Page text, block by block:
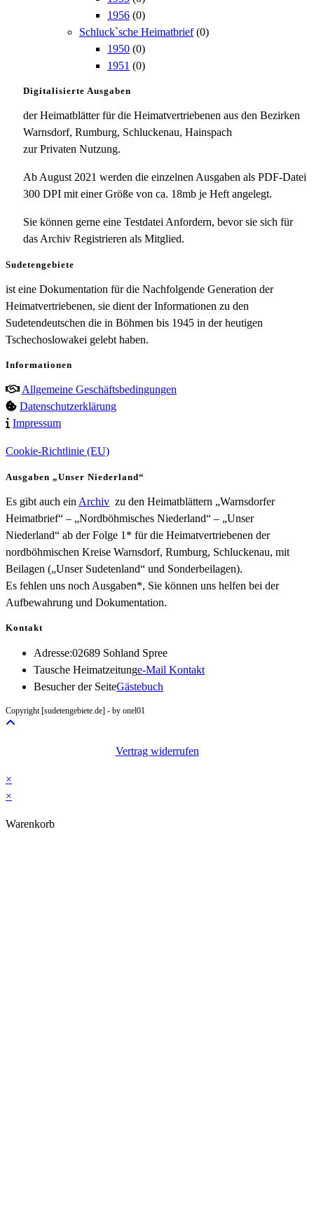
1956 (0)
Schluck`sche Heimatbrief (0)
1950 (0)
1951 (0)
Digitalisierte Ausgaben
der Heimatblätter für die Heimatvertriebenen aus den Bezirken
Warnsdorf, Rumburg, Schluckenau, Hainspach
zur Privaten Nutzung.
Ab August 2021 werden die einzelnen Ausgaben als PDF-Datei
300 DPI mit einer Größe von ca. 18mb je Heft angelegt.
Sie können gerne eine Testdatei Anfordern, bevor sie sich für
das Archiv Registrieren als Mitglied.
Sudetengebiete
ist eine Dokumentation für die Nachfolgende Generation der
Heimatvertriebenen, sie dient der Informationen zu den
Sudetendeutschen die in Böhmen bis 1945 in der heutigen
Tschechoslowakei gelebt haben.
Informationen
Allgemeine Geschäftsbedingungen
Datenschutzerklärung
Impressum
Cookie-Richtlinie (EU)
Ausgaben „Unser Niederland“
Es gibt auch ein Archiv zu den Heimatblättern „Warnsdorfer
Heimatbrief“ – „Nordböhmisches Niederland“ – „Unser
Niederland“ ab der Folge 1* für die Heimatvertriebenen der
nordböhmischen Kreise Warnsdorf, Rumburg, Schluckenau, mit
Beilagen („Unser Sudetenland“ und Sonderbeilagen).
Es fehlen uns noch Ausgaben*, Sie können uns helfen bei der
Aufbewahrung und Dokumentation.
Kontakt
Adresse:02689 Sohland Spree
Tausche Heimatzeitunge-Mail KontaktOpens
Besucher der SeiteGästebuch
Copyright [sudetengebiete.de] - by onel01
Vertrag widerrufen
×
×
Warenkorb